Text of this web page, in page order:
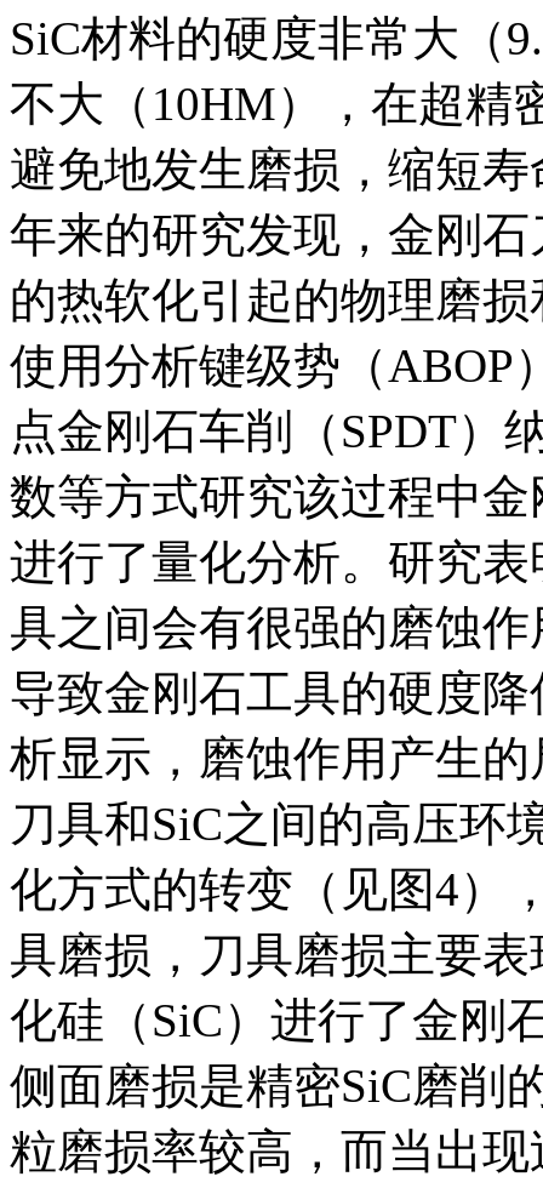
SiC材料的硬度非常大（
不大（10HM），在超精
避免地发生磨损，缩短
年来的研究发现，金刚
的热软化引起的物理磨
使用分析键级势（ABOP
点金刚石车削（SPDT）
数等方式研究该过程中
进行了量化分析。研究
具之间会有很强的磨蚀
导致金刚石工具的硬度
析显示，磨蚀作用产生
刀具和SiC之间的高压环
化方式的转变（见图4）
具磨损，刀具磨损主要
化硅（SiC）进行了金刚
侧面磨损是精密SiC磨削
粒磨损率较高，而当出